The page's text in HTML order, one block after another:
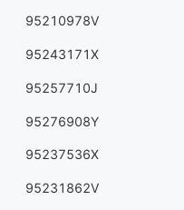
95210978V
95243171X
95257710J
95276908Y
95237536X
95231862V